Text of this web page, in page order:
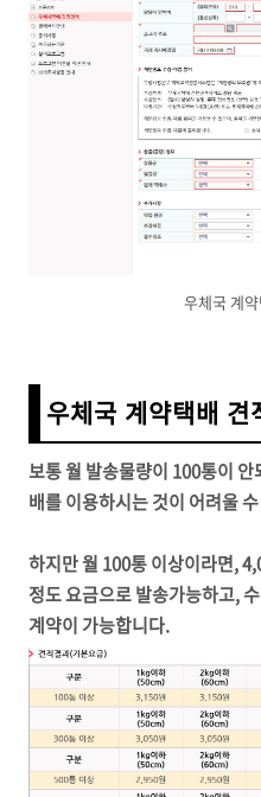
우체국 계
우체국 계약택배 견
보통 월 발송물량이 100통이
배를 이용하시는 것이 어려울
하지만 월 100통 이상이라면,
정도 요금으로 발송가능하고,
계약이 가능합니다.